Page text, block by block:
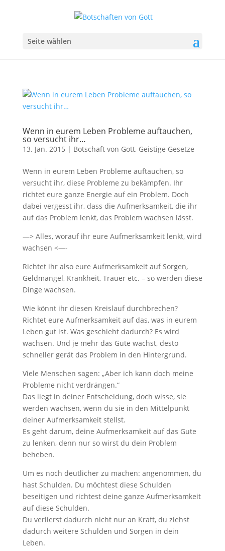
Seite wählen
Wenn in eurem Leben Probleme auftauchen,
so versucht ihr…
13. Jan. 2015 | Botschaft von Gott, Geistige Gesetze
Wenn in eurem Leben Probleme auftauchen, so
versucht ihr, diese Probleme zu bekämpfen. Ihr
richtet eure ganze Energie auf ein Problem. Doch
dabei vergesst ihr, dass die Aufmerksamkeit, die ihr
auf das Problem lenkt, das Problem wachsen lässt.
—> Alles, worauf ihr eure Aufmerksamkeit lenkt, wird
wachsen <—-
Richtet ihr also eure Aufmerksamkeit auf Sorgen,
Geldmangel, Krankheit, Trauer etc. –so werden diese
Dinge wachsen.
Wie könnt ihr diesen Kreislauf durchbrechen?
Richtet eure Aufmerksamkeit auf das, was in eurem
Leben gut ist. Was geschieht dadurch? Es wird
wachsen. Und je mehr das Gute wächst, desto
schneller gerät das Problem in den Hintergrund.
Viele Menschen sagen: „Aber ich kann doch meine
Probleme nicht verdrängen.“
Das liegt in deiner Entscheidung, doch wisse, sie
werden wachsen, wenn du sie in den Mittelpunkt
deiner Aufmerksamkeit stellst.
Es geht darum, deine Aufmerksamkeit auf das Gute
zu lenken, denn nur so wirst du dein Problem
beheben.
Um es noch deutlicher zu machen: angenommen, du
hast Schulden. Du möchtest diese Schulden
beseitigen und richtest deine ganze Aufmerksamkeit
auf diese Schulden.
Du verlierst dadurch nicht nur an Kraft, du ziehst
dadurch weitere Schulden und Sorgen in dein
Leben.